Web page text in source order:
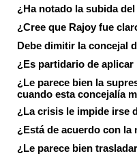
¿Ha notado la subida
¿Cree que Rajoy fue
Debe dimitir la concejal
¿Es partidario de
¿Le parece bien la
cuando esta concejalía
¿La crisis le impide irse
¿Está de acuerdo con la
¿Le parece bien